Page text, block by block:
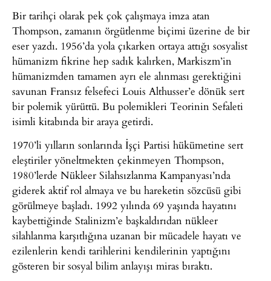
Bir tarihçi olarak pek çok çalışmaya imza atan
Thompson, zamanın örgütlenme biçimi üzerine de bir
eser yazdı. 1956’da yola çıkarken ortaya attığı sosyalist
hümanizm fikrine hep sadık kalırken, Markiszm’in
hümanizmden tamamen ayrı ele alınması gerektiğini
savunan Fransız felsefeci Louis Althusser’e dönük sert
bir polemik yürüttü. Bu polemikleri Teorinin Sefaleti
isimli kitabında bir araya getirdi.
1970’li yılların sonlarında İşçi Partisi hükümetine sert
eleştiriler yöneltmekten çekinmeyen Thompson,
1980’lerde Nükleer Silahsızlanma Kampanyası’nda
giderek aktif rol almaya ve bu hareketin sözcüsü gibi
görülmeye başladı. 1992 yılında 69 yaşında hayatını
kaybettiğinde Stalinizm’e başkaldırıdan nükleer
silahlanma karşıtlığına uzanan bir mücadele hayatı ve
ezilenlerin kendi tarihlerini kendilerinin yaptığını
gösteren bir sosyal bilim anlayışı miras bıraktı.